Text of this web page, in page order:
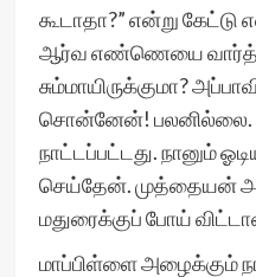
கூடாதா?” என்று
ஆர்வ எண்ணெயை
சும்மாயிருக்குமா?
சொன்னேன்! பலனில்லை.
நாட்டப்பட்டது. நானும்
செய்தேன். முத்தையன்
மதுரைக்குப் போய்
மாப்பிள்ளை அழைக்கும்